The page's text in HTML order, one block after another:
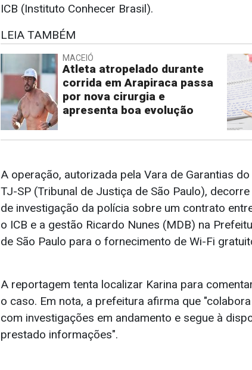
ICB (Instituto Conhecer Brasil).
LEIA TAMBÉM
MACEIÓ
Atleta atropelado durante
corrida em Arapiraca passa
por nova cirurgia e
apresenta boa evolução
A operação, autorizada pela Vara de Garantias do
TJ-SP (Tribunal de Justiça de São Paulo), decorre
de investigação da polícia sobre um contrato
o ICB e a gestão Ricardo Nunes (MDB) na
de São Paulo para o fornecimento de Wi-Fi
A reportagem tenta localizar Karina para
o caso. Em nota, a prefeitura afirma que "colabora
com investigações em andamento e segue à
prestado informações".